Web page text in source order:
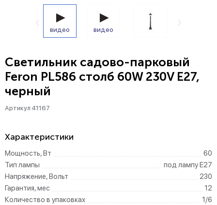
видео видео
Светильник садово-парковый
Feron PL586 столб 60W 230V E27,
черный
Артикул 41167
Характеристики
Мощность, Вт
60
Тип лампы
под лампу Е27
Напряжение, Вольт
230
Гарантия, мес
12
Количество в упаковках
1/6